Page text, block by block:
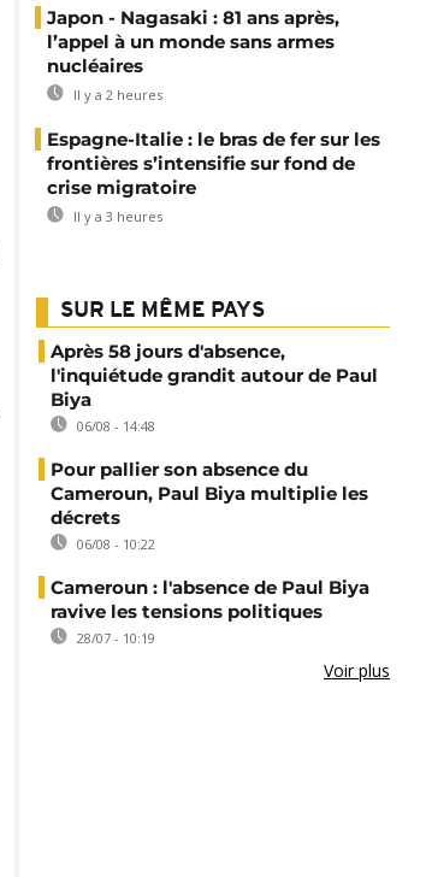
Japon - Nagasaki : 81 ans après,
l’appel à un monde sans armes
nucléaires
Il y a 2 heures
Espagne-Italie : le bras de fer sur les
frontières s’intensifie sur fond de
crise migratoire
Il y a 3 heures
SUR LE MÊME PAYS
Après 58 jours d'absence,
l'inquiétude grandit autour de Paul
Biya
06/08 - 14:48
Pour pallier son absence du
Cameroun, Paul Biya multiplie les
décrets
06/08 - 10:22
Cameroun : l'absence de Paul Biya
ravive les tensions politiques
28/07 - 10:19
Voir plus